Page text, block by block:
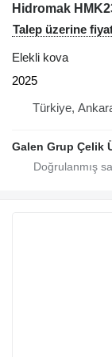
Hidromak
Talep üzerine
Elekli kova
2025
Türkiye,
Galen Grup Çelik